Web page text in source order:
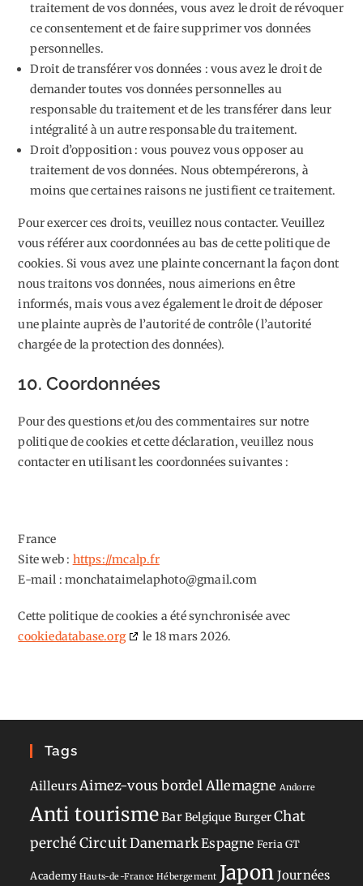
traitement de vos données, vous avez le droit de révoquer
ce consentement et de faire supprimer vos données
personnelles.
Droit de transférer vos données : vous avez le droit de
demander toutes vos données personnelles au
responsable du traitement et de les transférer dans leur
intégralité à un autre responsable du traitement.
Droit d’opposition : vous pouvez vous opposer au
traitement de vos données. Nous obtempérerons, à
moins que certaines raisons ne justifient ce traitement.
Pour exercer ces droits, veuillez nous contacter. Veuillez
vous référer aux coordonnées au bas de cette politique de
cookies. Si vous avez une plainte concernant la façon dont
nous traitons vos données, nous aimerions en être
informés, mais vous avez également le droit de déposer
une plainte auprès de l’autorité de contrôle (l’autorité
chargée de la protection des données).
10. Coordonnées
Pour des questions et/ou des commentaires sur notre
politique de cookies et cette déclaration, veuillez nous
contacter en utilisant les coordonnées suivantes :
France
Site web : https://mcalp.fr
E-mail :monchataimelaphoto@gmail.com
Cette politique de cookies a été synchronisée avec
cookiedatabase.org
le 18 mars 2026.
Tags
AilleursAimez-vous bordel Allemagne Andorre
Anti tourismeBarBelgique BurgerChat
perchéCircuitDanemarkEspagne Feria GT
Academy Hauts-de-France Hébergement Japon Journées